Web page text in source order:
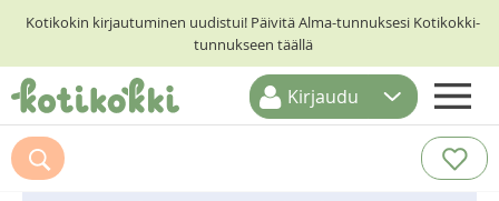
Kotikokin kirjautuminen uudistui! Päivitä Alma-tunnuksesi Kotikokki-
tunnukseen täällä
ETUSIVU
RESEPTIHAKU
Kirjaudu
Suosittelemme myös